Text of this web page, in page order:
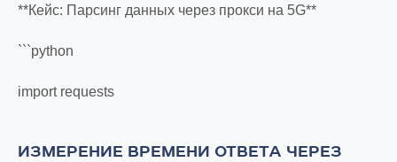
**Кейс: Парсинг данных через прокси на 5G**
```python
import requests
ИЗМЕРЕНИЕ ВРЕМЕНИ ОТВЕТА ЧЕРЕЗ